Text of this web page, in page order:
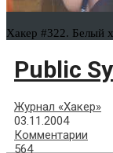
Хакер #322. Белый
Public
Журнал «Хакер»
03.11.2004
Комментарии
564